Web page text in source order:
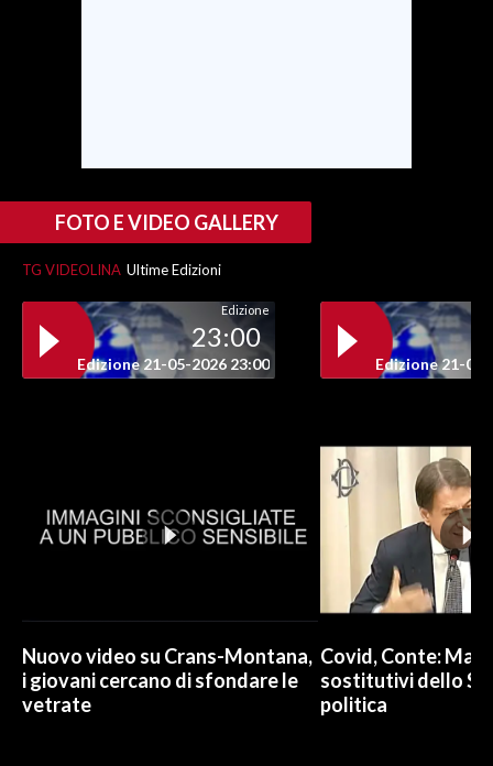
FOTO E VIDEO GALLERY
TG VIDEOLINA Ultime Edizioni
Edizione
23:00
Edizione 21-05-2026 23:00 Edizione 21-05-
Nuovo video su Crans-Montana,
i giovani cercano di sfondare le
vetrate
Covid, Conte: Mai
sostitutivi dello
politica